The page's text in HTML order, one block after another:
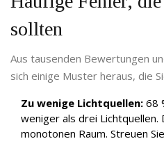
sollten
Aus tausenden Bewertungen
sich einige Muster heraus, die
Zu wenige Lichtquellen: 68
weniger als drei Lichtquellen.
monotonen Raum. Streuen